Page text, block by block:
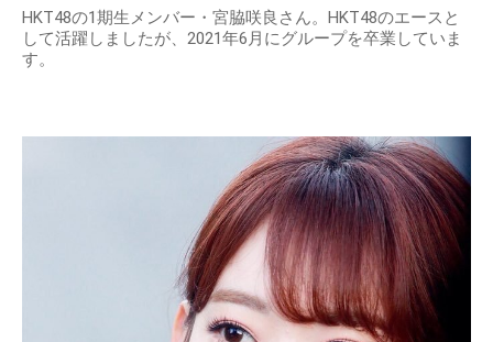
HKT48の1期生メンバー・宮脇咲良さん。HKT48のエースと
して活躍しましたが、2021年6月にグループを卒業していま
す。